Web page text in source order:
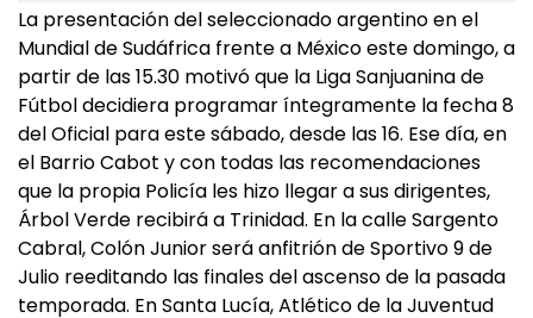
La presentación del seleccionado argentino en el
Mundial de Sudáfrica frente a México este domingo, a
partir de las 15.30 motivó que la Liga Sanjuanina de
Fútbol decidiera programar íntegramente la fecha 8
del Oficial para este sábado, desde las 16. Ese día, en
el Barrio Cabot y con todas las recomendaciones
que la propia Policía les hizo llegar a sus dirigentes,
Árbol Verde recibirá a Trinidad. En la calle Sargento
Cabral, Colón Junior será anfitrión de Sportivo 9 de
Julio reeditando las finales del ascenso de la pasada
temporada. En Santa Lucía, Atlético de la Juventud